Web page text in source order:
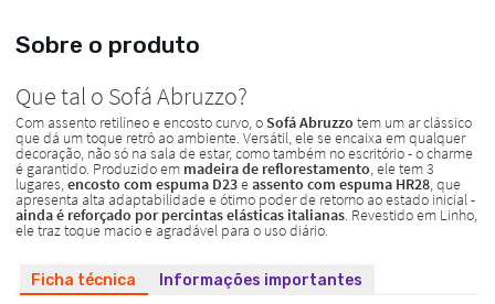
Sobre o produto
Ficha técnica Informações importantes